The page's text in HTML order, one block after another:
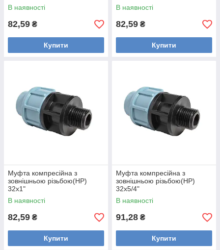
В наявності
82,59 ₴
Купити
В наявності
82,59 ₴
Купити
Муфта компресійна з
зовнішньою різьбою(НР)
32х1"
В наявності
82,59 ₴
Купити
Муфта компресійна з
зовнішньою різьбою(НР)
32х5/4"
В наявності
91,28 ₴
Купити